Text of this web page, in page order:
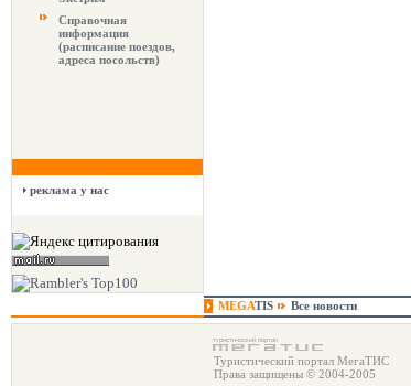
Справочная
информация
(расписание поездов,
адреса посольств)
реклама у нас
MEGATIS Все новости
Туристический портал МегаТИС
Права защищены © 2004-2005